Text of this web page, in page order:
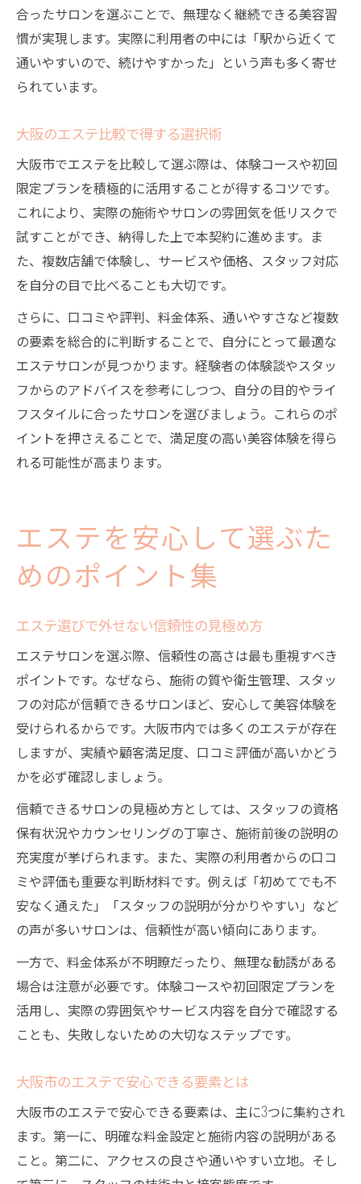
合ったサロンを選ぶことで、無理なく継続できる美容習
慣が実現します。実際に利用者の中には「駅から近くて
通いやすいので、続けやすかった」という声も多く寄せ
られています。
大阪のエステ比較で得する選択術
大阪市でエステを比較して選ぶ際は、体験コースや初回
限定プランを積極的に活用することが得するコツです。
これにより、実際の施術やサロンの雰囲気を低リスクで
試すことができ、納得した上で本契約に進めます。ま
た、複数店舗で体験し、サービスや価格、スタッフ対応
を自分の目で比べることも大切です。
さらに、口コミや評判、料金体系、通いやすさなど複数
の要素を総合的に判断することで、自分にとって最適な
エステサロンが見つかります。経験者の体験談やスタッ
フからのアドバイスを参考にしつつ、自分の目的やライ
フスタイルに合ったサロンを選びましょう。これらのポ
イントを押さえることで、満足度の高い美容体験を得ら
れる可能性が高まります。
エステを安心して選ぶた
めのポイント集
エステ選びで外せない信頼性の見極め方
エステサロンを選ぶ際、信頼性の高さは最も重視すべき
ポイントです。なぜなら、施術の質や衛生管理、スタッ
フの対応が信頼できるサロンほど、安心して美容体験を
受けられるからです。大阪市内では多くのエステが存在
しますが、実績や顧客満足度、口コミ評価が高いかどう
かを必ず確認しましょう。
信頼できるサロンの見極め方としては、スタッフの資格
保有状況やカウンセリングの丁寧さ、施術前後の説明の
充実度が挙げられます。また、実際の利用者からの口コ
ミや評価も重要な判断材料です。例えば「初めてでも不
安なく通えた」「スタッフの説明が分かりやすい」など
の声が多いサロンは、信頼性が高い傾向にあります。
一方で、料金体系が不明瞭だったり、無理な勧誘がある
場合は注意が必要です。体験コースや初回限定プランを
活用し、実際の雰囲気やサービス内容を自分で確認する
ことも、失敗しないための大切なステップです。
大阪市のエステで安心できる要素とは
大阪市のエステで安心できる要素は、主に3つに集約され
ます。第一に、明確な料金設定と施術内容の説明がある
こと。第二に、アクセスの良さや通いやすい立地。そし